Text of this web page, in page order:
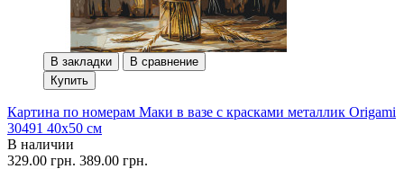
В закладки
В сравнение
Купить
Картина по номерам Маки в вазе с красками металлик Origami
30491 40x50 см
В наличии
329.00 грн. 389.00 грн.